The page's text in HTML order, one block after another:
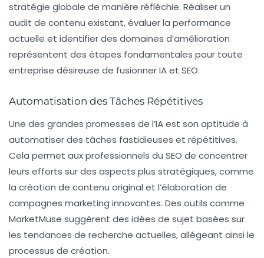
stratégie globale de manière réfléchie. Réaliser un
audit de contenu existant, évaluer la performance
actuelle et identifier des domaines d’amélioration
représentent des étapes fondamentales pour toute
entreprise désireuse de fusionnerIAet SEO.
Automatisation des Tâches Répétitives
Une des grandes promesses de l’IA est son aptitude à
automatiser des tâches fastidieuses et répétitives.
Cela permet aux professionnels du SEO de concentrer
leurs efforts sur des aspects plus stratégiques, comme
la création de contenu original et l’élaboration de
campagnes marketing innovantes. Des outils comme
MarketMuse suggèrent des idées de sujet basées sur
les tendances de recherche actuelles, allégeant ainsi le
processus de création.